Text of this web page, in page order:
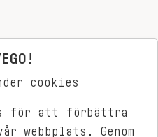
cookies
för att förbättra
webbplats. Genom